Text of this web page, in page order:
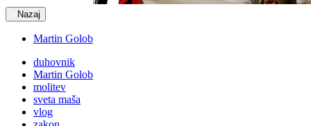
Nazaj
Martin Golob
duhovnik
Martin Golob
molitev
sveta maša
vlog